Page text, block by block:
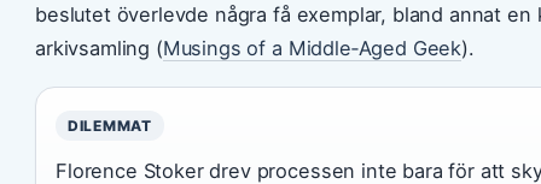
beslutet överlevde några få exemplar, bland annat
arkivsamling (Musings of a Middle‑Aged Geek).
DILEMMAT
Florence Stoker drev processen inte bara för att